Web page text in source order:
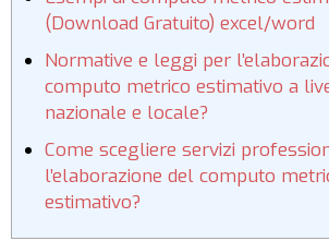
(Download Gratuito) excel/word
Normative e leggi per
computo metrico estimativo a
nazionale e locale?
Come scegliere servizi
l’elaborazione del computo
estimativo?